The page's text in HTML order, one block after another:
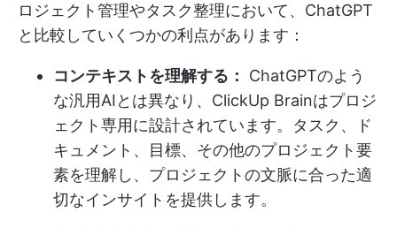
ロジェクト管理やタスク整理において、ChatGPT
と比較していくつかの利点があります：
コンテキストを理解する：
ChatGPTのよう
な汎用AIとは異なり、ClickUp Brainはプロジ
ェクト専用に設計されています。タスク、ド
キュメント、目標、その他のプロジェクト要
素を理解し、プロジェクトの文脈に合った適
切なインサイトを提供します。